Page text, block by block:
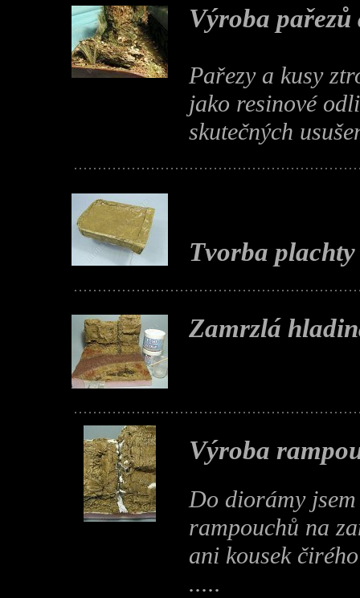
Výroba
Pařezy a kusy
jako resinové
skutečných
Tvorba
Zamrzlá
Výroba
Do diorámy
rampouchů na
ani kousek
.....